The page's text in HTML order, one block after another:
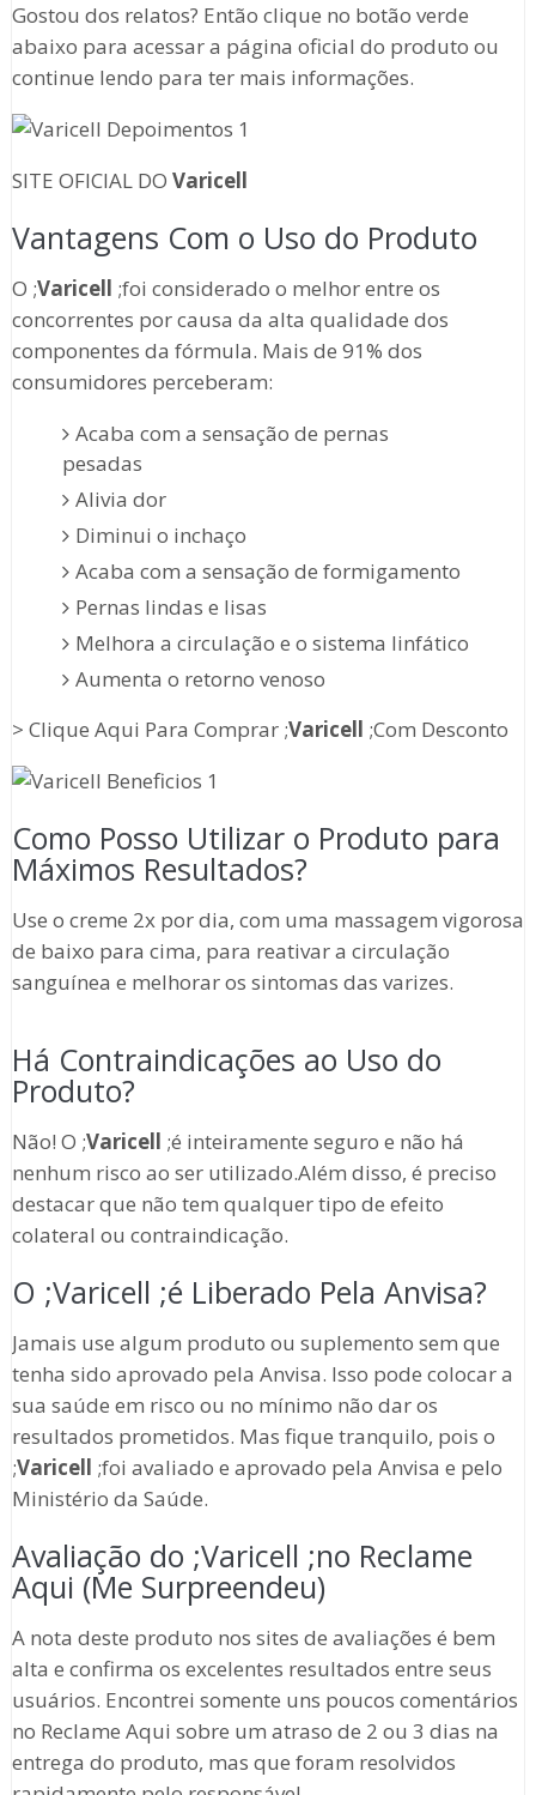
Gostou dos relatos? Então clique no botão verde
abaixo para acessar a página oficial do produto ou
continue lendo para ter mais informações.
SITE OFICIAL DO Varicell
Vantagens Com o Uso do Produto
O ;Varicell ;foi considerado o melhor entre os
concorrentes por causa da alta qualidade dos
componentes da fórmula. Mais de 91% dos
consumidores perceberam:
Acaba com a sensação de pernas
pesadas
Alivia dor
Diminui o inchaço
Acaba com a sensação de formigamento
Pernas lindas e lisas
Melhora a circulação e o sistema linfático
Aumenta o retorno venoso
> Clique Aqui Para Comprar ;Varicell ;Com Desconto
Como Posso Utilizar o Produto para
Máximos Resultados?
Use o creme 2x por dia, com uma massagem vigorosa
de baixo para cima, para reativar a circulação
sanguínea e melhorar os sintomas das varizes.
Há Contraindicações ao Uso do
Produto?
Não! O ;Varicell ;é inteiramente seguro e não há
nenhum risco ao ser utilizado.Além disso, é preciso
destacar que não tem qualquer tipo de efeito
colateral ou contraindicação.
O ;Varicell ;é Liberado Pela Anvisa?
Jamais use algum produto ou suplemento sem que
tenha sido aprovado pela Anvisa. Isso pode colocar a
sua saúde em risco ou no mínimo não dar os
resultados prometidos. Mas fique tranquilo, pois o
;Varicell ;foi avaliado e aprovado pela Anvisa e pelo
Ministério da Saúde.
Avaliação do ;Varicell ;no Reclame
Aqui (Me Surpreendeu)
A nota deste produto nos sites de avaliações é bem
alta e confirma os excelentes resultados entre seus
usuários. Encontrei somente uns poucos comentários
no Reclame Aqui sobre um atraso de 2 ou 3 dias na
entrega do produto, mas que foram resolvidos